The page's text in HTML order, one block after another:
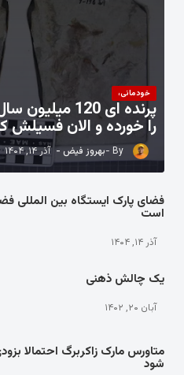
خودمانی،
را خورده و الان
بهروز فیض آذر ۱۴, ۱۴۰۴
فضای پارک ایستگاه بین المللی
است
آذر ۱۴, ۱۴۰۴
یک چالش ذهنی
آبان ۲۰, ۱۴۰۲
متاورس مارک زاکربرگ احتمالا
شود